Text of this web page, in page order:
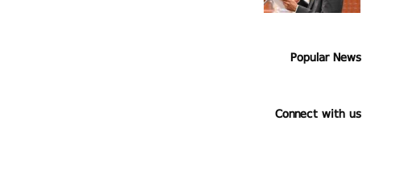
Popular News
Connect with us